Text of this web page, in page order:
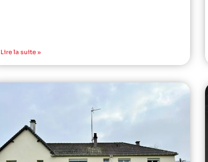
Lire la suite »